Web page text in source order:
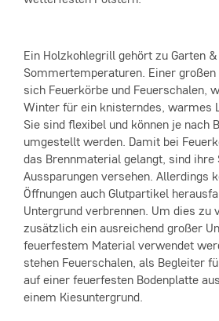
Ein Holzkohlegrill gehört zu Garten
Sommertemperaturen. Einer
sich Feuerkörbe und Feuerschalen,
Winter für ein knisterndes, warmes
Sie sind flexibel und können je nach
umgestellt werden. Damit bei
das Brennmaterial gelangt, sind ihre
Aussparungen versehen. Allerdings
Öffnungen auch Glutpartikel
Untergrund verbrennen. Um dies zu
zusätzlich ein ausreichend großer
feuerfestem Material verwendet
stehen Feuerschalen, als Begleiter
auf einer feuerfesten Bodenplatte
einem Kiesuntergrund.